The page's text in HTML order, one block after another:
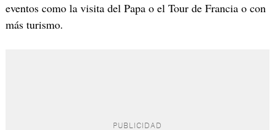
eventos como la visita del Papa o el Tour de Francia o con
más turismo.